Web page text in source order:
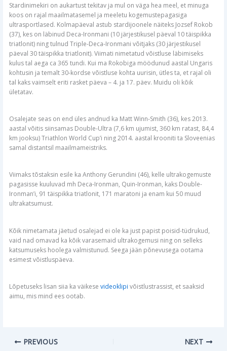
Stardinimekiri on aukartust tekitav ja mul on väga hea meel, et minuga
koos on rajal maailmatasemel ja meeletu kogemustepagasiga
ultrasportlased. Kolmapäeval astub stardijoonele näiteks Jozsef Rokob
(37), kes on läbinud Deca-Ironmani (10 järjestikusel päeval 10 täispikka
triatlonit) ning tulnud Triple-Deca-Ironmani võitjaks (30 järjestikusel
päeval 30 täispikka triatlonit). Viimati nimetatud võistluse läbimiseks
kulus tal aega ca 365 tundi. Kui ma Rokobiga möödunud aastal Ungaris
kohtusin ja temalt 30-kordse võistluse kohta uurisin, ütles ta, et rajal oli
tal kaks vaimselt eriti rasket päeva – 4. ja 17. päev. Muidu oli kõik
ületatav.
Osalejate seas on end üles andnud ka Matt Winn-Smith (36), kes 2013.
aastal võitis siinsamas Double-Ultra (7,6 km ujumist, 360 km ratast, 84,4
km jooksu) Triathlon World Cup’i ning 2014. aastal krooniti ta Sloveenias
samal distantsil maailmameistriks.
Viimaks tõstaksin esile ka Anthony Gerundini (46), kelle ultrakogemuste
pagasisse kuuluvad mh Deca-Ironman, Quin-Ironman, kaks Double-
Ironman’i, 91 täispikka triatlonit, 171 maratoni ja enam kui 50 muud
ultrakatsumust.
Kõik nimetamata jäetud osalejad ei ole ka just papist poisid-tüdrukud,
vaid nad omavad ka kõik varasemaid ultrakogemusi ning on selleks
katsumuseks hoolega valmistunud. Seega jään põnevusega ootama
esimest võistluspäeva.
Lõpetuseks lisan siia ka väikesevideoklipivõistlustrassist, et saaksid
aimu, mis mind ees ootab.
PREVIOUS NEXT